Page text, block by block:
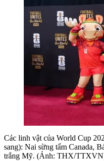
Các linh vật của World Cup
sang): Nai sừng tấm Canada,
trắng Mỹ. (Ảnh: THX/